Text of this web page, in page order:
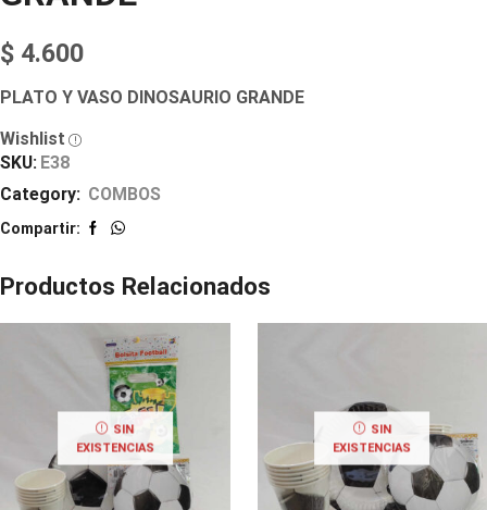
$ 4.600
PLATO Y VASO DINOSAURIO GRANDE
Wishlist
SKU: E38
Category: COMBOS
Compartir:
Productos Relacionados
SIN
EXISTENCIAS
SIN
EXISTENCIAS